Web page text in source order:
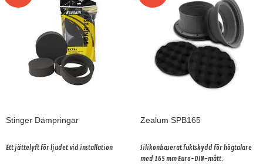
Stinger Dämpringar
Ett jättelyft för ljudet vid installation
Zealum SPB165
Silikonbaserat fuktskydd för högtalare
med 165 mm Euro-DIN-mått.